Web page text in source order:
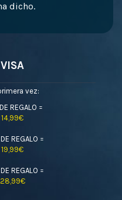
dicho.
VISA
vez:
REGALO =
14,99€
REGALO =
REGALO =
28,99€